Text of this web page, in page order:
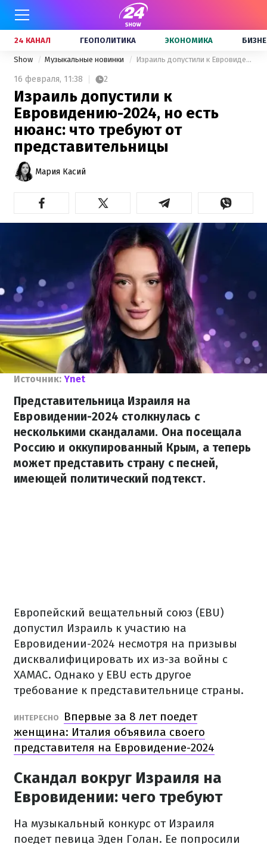
24 КАНАЛ ГЕОПОЛИТИКА ЭКОНОМИКА
Show Музыкальные новинки Израиль допустили к Евровидению-2024, но есть нюанс: что требуют от представительницы
16 февраля, 11:38 2
Израиль допустили к
Евровидению-2024, но есть
нюанс: что требуют от
представительницы
Мария Касий
Источник: Ynet
Представительница Израиля на
Евровидении-2024 столкнулась с
несколькими скандалами. Она посещала
Россию и оккупированный Крым, а теперь
может представить страну с песней,
имеющей политический подтекст.
Европейский вещательный союз (EBU)
допустил Израиль к участию на
Евровидении-2024 несмотря на призывы
дисквалифицировать их из-за войны с
ХАМАС. Однако у EBU есть другое
требование к представительнице страны.
ИНТЕРЕСНО
Впервые за 8 лет поедет
женщина: Италия объявила своего
представителя на Евровидение-2024
Скандал вокруг Израиля на
Евровидении: чего требуют
На музыкальный конкурс от Израиля
поедет певица Эден Голан. Ее попросили